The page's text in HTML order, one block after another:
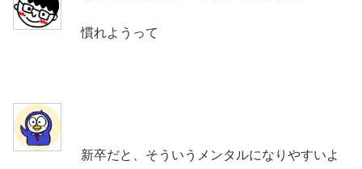
慣れようって
新卒だと、そういうメンタルになりやすいよ